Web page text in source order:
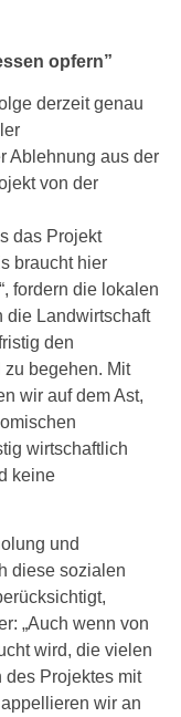
opfern”
derzeit genau
Ablehnung aus der
von der
das Projekt
braucht hier
fordern die lokalen
die Landwirtschaft
den
begehen. Mit
wir auf dem Ast,
wirtschaftlich
keine
und
diese sozialen
„Auch wenn von
wird, die vielen
Projektes mit
wir an